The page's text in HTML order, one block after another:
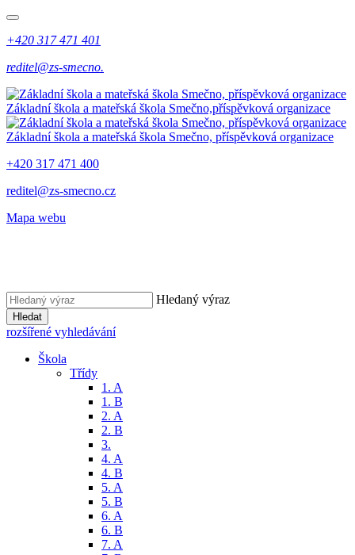
+420 317 471 401
reditel@zs-smecno.
Základní škola a mateřská škola Smečno,příspěvková organizace
Základní škola a mateřská škola Smečno, příspěvková organizace
+420 317 471 400
reditel@zs-smecno.cz
Mapa webu
Hledaný výraz
Hledat
rozšířené vyhledávání
Škola
Třídy
1. A
1. B
2. A
2. B
3.
4. A
4. B
5. A
5. B
6. A
6. B
7. A